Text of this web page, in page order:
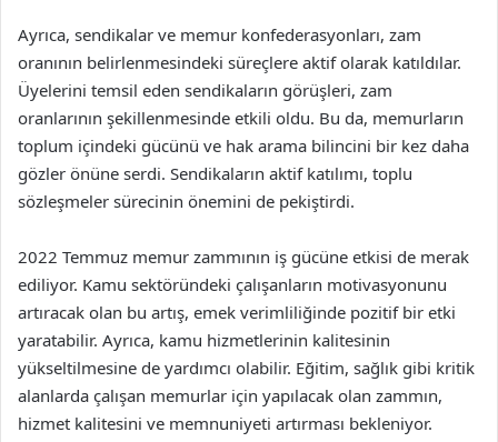
Ayrıca, sendikalar ve memur konfederasyonları, zam
oranının belirlenmesindeki süreçlere aktif olarak katıldılar.
Üyelerini temsil eden sendikaların görüşleri, zam
oranlarının şekillenmesinde etkili oldu. Bu da, memurların
toplum içindeki gücünü ve hak arama bilincini bir kez daha
gözler önüne serdi. Sendikaların aktif katılımı, toplu
sözleşmeler sürecinin önemini de pekiştirdi.
2022 Temmuz memur zammının iş gücüne etkisi de merak
ediliyor. Kamu sektöründeki çalışanların motivasyonunu
artıracak olan bu artış, emek verimliliğinde pozitif bir etki
yaratabilir. Ayrıca, kamu hizmetlerinin kalitesinin
yükseltilmesine de yardımcı olabilir. Eğitim, sağlık gibi kritik
alanlarda çalışan memurlar için yapılacak olan zammın,
hizmet kalitesini ve memnuniyeti artırması bekleniyor.